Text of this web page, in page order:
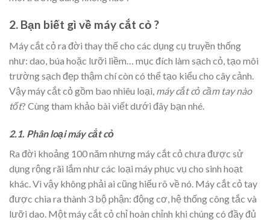
2. Bạn biết gì về máy cắt cỏ ?
Máy cắt cỏ ra đời thay thế cho các dụng cụ truyền thống
như: dao, búa hoặc lưỡi liềm… mục đích làm sạch cỏ, tạo môi
trường sạch đẹp thậm chí còn có thể tạo kiểu cho cây cảnh.
Vậy máy cắt cỏ gồm bao nhiêu loại, máy cắt cỏ cầm tay nào
tốt? Cùng tham khảo bài viết dưới đây bạn nhé.
2.1. Phân loại máy cắt cỏ
Ra đời khoảng 100 năm nhưng máy cắt cỏ chưa được sử
dụng rộng rãi lắm như các loại máy phục vụ cho sinh hoạt
khác. Vì vậy không phải ai cũng hiểu rõ về nó. Máy cắt cỏ tay
được chia ra thành 3 bộ phận: động cơ, hệ thống công tắc và
lưỡi dao. Một máy cắt cỏ chỉ hoàn chỉnh khi chúng có đầy đủ